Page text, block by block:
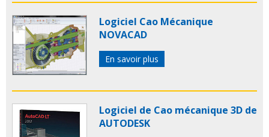
Logiciel Cao Mécanique
NOVACAD
En savoir plus
Logiciel de Cao mécanique 3D de
AUTODESK